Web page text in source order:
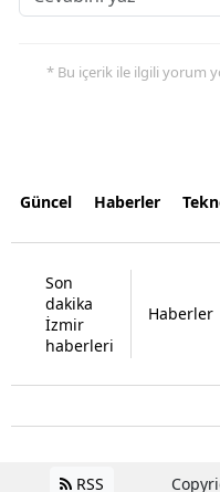
* Bu içerik ile ilgili yorum
Güncel Haberler
Son
dakika
İzmir
haberleri
Haberler
RSS